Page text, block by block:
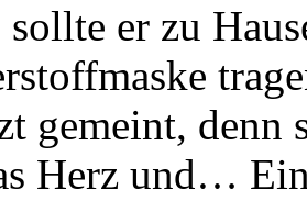
er zu
gemeint, denn
Herz und…